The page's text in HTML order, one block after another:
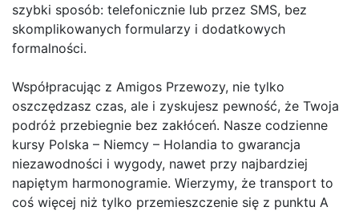
szybki sposób: telefonicznie lub przez SMS, bez
skomplikowanych formularzy i dodatkowych
formalności.
Współpracując z Amigos Przewozy, nie tylko
oszczędzasz czas, ale i zyskujesz pewność, że Twoja
podróż przebiegnie bez zakłóceń. Nasze codzienne
kursy Polska – Niemcy – Holandia to gwarancja
niezawodności i wygody, nawet przy najbardziej
napiętym harmonogramie. Wierzymy, że transport to
coś więcej niż tylko przemieszczenie się z punktu A